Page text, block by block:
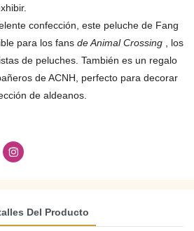
confección, este peluche de Fang
para los fans de Animal Crossing , los
de peluches. También es un regalo
de ACNH, perfecto para decorar
de aldeanos.
Del Producto